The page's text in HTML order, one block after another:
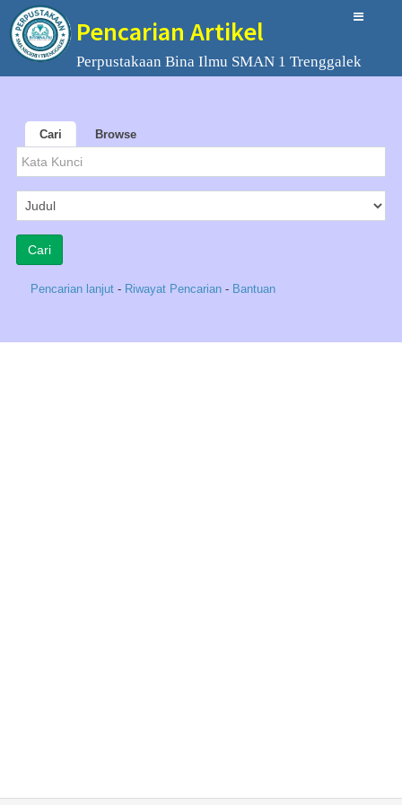
Pencarian Artikel
Perpustakaan Bina Ilmu SMAN 1 Trenggalek
Cari Browse
Pencarian lanjut - Riwayat Pencarian - Bantuan